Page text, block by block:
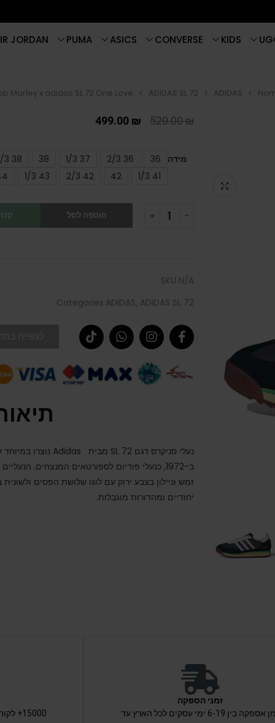
KIDS
CONVERSE
ASICS
PUMA
JORDAN
ADIDAS
ADIDAS SL 72
Marley x adidas SL 72 One Love
520.00₪
499.00 ₪
מידה 36
36 2/3
37 1/3
38
38 2/3
41 1/3
42
42 2/3
43 1/3
הוספה לסל
SKU N/A
Categories ADIDAS, ADIDAS SL 72
נעלי סניקרס דגם SL 72 מבית Adidas נוצרו
ב-1972, כנעלי פודיום לספורטאים המנצחים.
זמש וניילון בצבע ירוק עם לוגו שלושת הפסים
יחודיים ומהדורות מוגבלות.
זמני הספקה
זמן אספקה בין 6-19 ימי עסקים לכל הארץ עד